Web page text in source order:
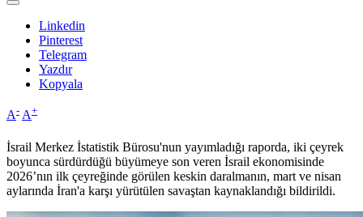
Linkedin
Pinterest
Telegram
Yazdır
Kopyala
A- A+
İsrail Merkez İstatistik Bürosu'nun yayımladığı raporda, iki çeyrek
boyunca sürdürdüğü büyümeye son veren İsrail ekonomisinde
2026’nın ilk çeyreğinde görülen keskin daralmanın, mart ve nisan
aylarında İran'a karşı yürütülen savaştan kaynaklandığı bildirildi.